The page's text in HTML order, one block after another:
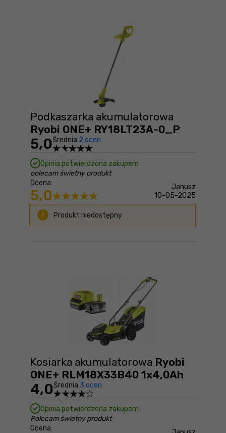
Podkaszarka akumulatorowa
Ryobi ONE+ RY18LT23A-0_P
5,0Średnia 2 ocen
Opinia potwierdzona zakupem
polecam świetny produkt
Ocena:
5,0
Janusz
10-05-2025
Produkt niedostępny
Kosiarka akumulatorowa Ryobi
ONE+ RLM18X33B40 1x4,0Ah
4,0Średnia 3 ocen
Opinia potwierdzona zakupem
Polecam świetny produkt
Ocena: